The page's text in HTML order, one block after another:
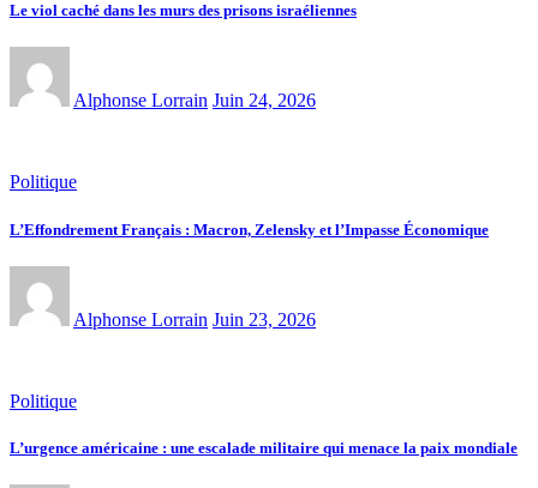
Le viol caché dans les murs des prisons israéliennes
Alphonse Lorrain Juin 24, 2026
Politique
L’Effondrement Français : Macron, Zelensky et l’Impasse Économique
Alphonse Lorrain Juin 23, 2026
Politique
L’urgence américaine : une escalade militaire qui menace la paix mondiale